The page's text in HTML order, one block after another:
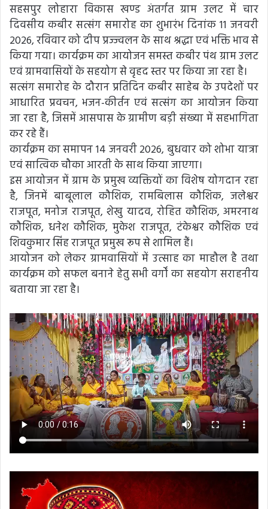
सहसपुर लोहारा विकास खण्ड अंतर्गत ग्राम उलट में चार
दिवसीय कबीर सत्संग समारोह का शुभारंभ दिनांक 11 जनवरी
2026, रविवार को दीप प्रज्ज्वलन के साथ श्रद्धा एवं भक्ति भाव से
किया गया। कार्यक्रम का आयोजन समस्त कबीर पंथ ग्राम उलट
एवं ग्रामवासियों के सहयोग से वृहद स्तर पर किया जा रहा है।
सत्संग समारोह के दौरान प्रतिदिन कबीर साहेब के उपदेशों पर
आधारित प्रवचन, भजन-कीर्तन एवं सत्संग का आयोजन किया
जा रहा है, जिसमें आसपास के ग्रामीण बड़ी संख्या में सहभागिता
कर रहे हैं।
कार्यक्रम का समापन 14 जनवरी 2026, बुधवार को शोभा यात्रा
एवं सात्विक चौका आरती के साथ किया जाएगा।
इस आयोजन में ग्राम के प्रमुख व्यक्तियों का विशेष योगदान रहा
है, जिनमें बाबूलाल कौशिक, रामबिलास कौशिक, जलेश्वर
राजपूत, मनोज राजपूत, शेखु यादव, रोहित कौशिक, अमरनाथ
कौशिक, धनेश कौशिक, मुकेश राजपूत, टंकेश्वर कौशिक एवं
शिवकुमार सिंह राजपूत प्रमुख रूप से शामिल हैं।
आयोजन को लेकर ग्रामवासियों में उत्साह का माहौल है तथा
कार्यक्रम को सफल बनाने हेतु सभी वर्गों का सहयोग सराहनीय
बताया जा रहा है।